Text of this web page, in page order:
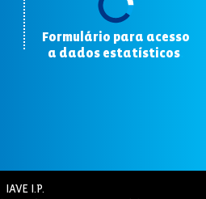
Formulário para acesso
a dados estatísticos
IAVE I.P.